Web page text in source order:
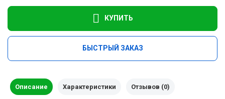
КУПИТЬ
БЫСТРЫЙ ЗАКАЗ
Описание Характеристики Отзывов (0)